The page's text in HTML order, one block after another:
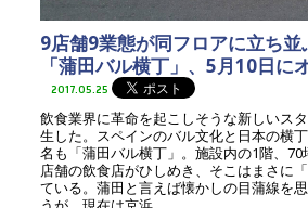
9店舗9業態が同フロアに立ち
「蒲田バル横丁」、5月10日に
2017.05.25
飲食業界に革命を起こしそうな新しいス
生した。スペインのバル文化と日本の横
名も「蒲田バル横丁」。施設内の1階、
店舗の飲食店がひしめき、そこはまさに
ている。蒲田と言えば懐かしの目蒲線を